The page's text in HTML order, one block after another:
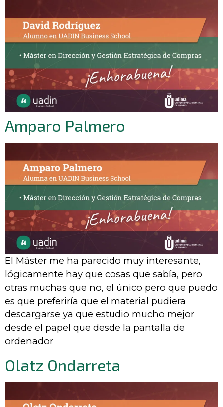
Amparo Palmero
El Máster me ha parecido muy interesante,
lógicamente hay que cosas que sabía, pero
otras muchas que no, el único pero que puedo
es que preferiría que el material pudiera
descargarse ya que estudio mucho mejor
desde el papel que desde la pantalla de
ordenador
Olatz Ondarreta